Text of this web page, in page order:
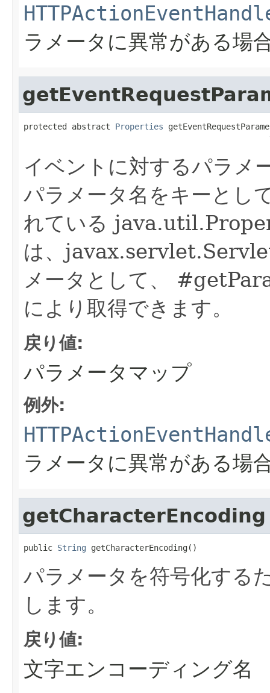
ラメータに異常がある場
protected abstract Properties
イベントに対するパラメ
パラメータ名をキーとし
れている
は、
メータとして、
により取得できます。
戻り値:
パラメータマップ
例外:
ラメータに異常がある場
getCharacterEncoding
public String getCharacterEncoding()
パラメータを符号化する
します。
戻り値:
文字エンコーディング名